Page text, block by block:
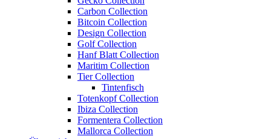
Carbon Collection
Bitcoin Collection
Design Collection
Golf Collection
Hanf Blatt Collection
Maritim Collection
Tier Collection
Tintenfisch
Totenkopf Collection
Ibiza Collection
Formentera Collection
Mallorca Collection